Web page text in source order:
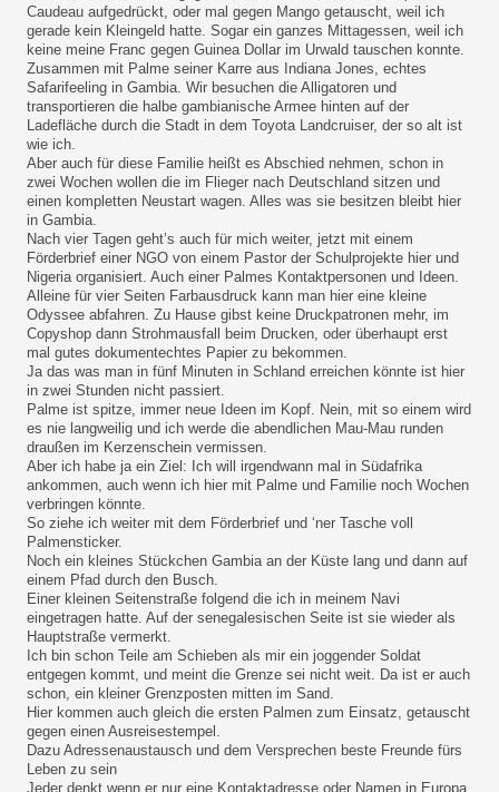
Caudeau aufgedrückt, oder mal gegen Mango getauscht, weil ich
gerade kein Kleingeld hatte. Sogar ein ganzes Mittagessen, weil ich
keine meine Franc gegen Guinea Dollar im Urwald tauschen konnte.
Zusammen mit Palme seiner Karre aus Indiana Jones, echtes
Safarifeeling in Gambia. Wir besuchen die Alligatoren und
transportieren die halbe gambianische Armee hinten auf der
Ladefläche durch die Stadt in dem Toyota Landcruiser, der so alt ist
wie ich.
Aber auch für diese Familie heißt es Abschied nehmen, schon in
zwei Wochen wollen die im Flieger nach Deutschland sitzen und
einen kompletten Neustart wagen. Alles was sie besitzen bleibt hier
in Gambia.
Nach vier Tagen geht’s auch für mich weiter, jetzt mit einem
Förderbrief einer NGO von einem Pastor der Schulprojekte hier und
Nigeria organisiert. Auch einer Palmes Kontaktpersonen und Ideen.
Alleine für vier Seiten Farbausdruck kann man hier eine kleine
Odyssee abfahren. Zu Hause gibst keine Druckpatronen mehr, im
Copyshop dann Strohmausfall beim Drucken, oder überhaupt erst
mal gutes dokumentechtes Papier zu bekommen.
Ja das was man in fünf Minuten in Schland erreichen könnte ist hier
in zwei Stunden nicht passiert.
Palme ist spitze, immer neue Ideen im Kopf. Nein, mit so einem wird
es nie langweilig und ich werde die abendlichen Mau-Mau runden
draußen im Kerzenschein vermissen.
Aber ich habe ja ein Ziel: Ich will irgendwann mal in Südafrika
ankommen, auch wenn ich hier mit Palme und Familie noch Wochen
verbringen könnte.
So ziehe ich weiter mit dem Förderbrief und ‘ner Tasche voll
Palmensticker.
Noch ein kleines Stückchen Gambia an der Küste lang und dann auf
einem Pfad durch den Busch.
Einer kleinen Seitenstraße folgend die ich in meinem Navi
eingetragen hatte. Auf der senegalesischen Seite ist sie wieder als
Hauptstraße vermerkt.
Ich bin schon Teile am Schieben als mir ein joggender Soldat
entgegen kommt, und meint die Grenze sei nicht weit. Da ist er auch
schon, ein kleiner Grenzposten mitten im Sand.
Hier kommen auch gleich die ersten Palmen zum Einsatz, getauscht
gegen einen Ausreisestempel.
Dazu Adressenaustausch und dem Versprechen beste Freunde fürs
Leben zu sein
Jeder denkt wenn er nur eine Kontaktadresse oder Namen in Europa